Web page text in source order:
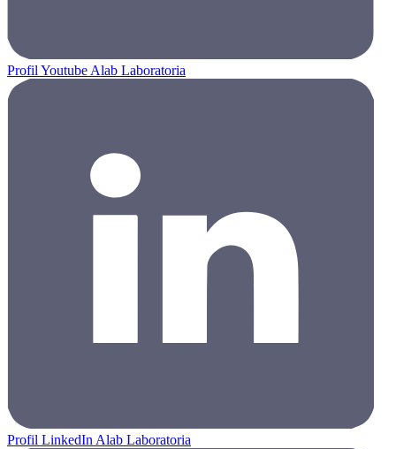
Profil Youtube Alab Laboratoria
Profil LinkedIn Alab Laboratoria